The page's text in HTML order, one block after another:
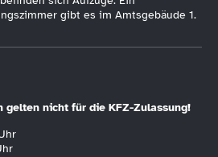
gibt es im Amtsgebäude 1.
gelten nicht für die KFZ-Zulassung!